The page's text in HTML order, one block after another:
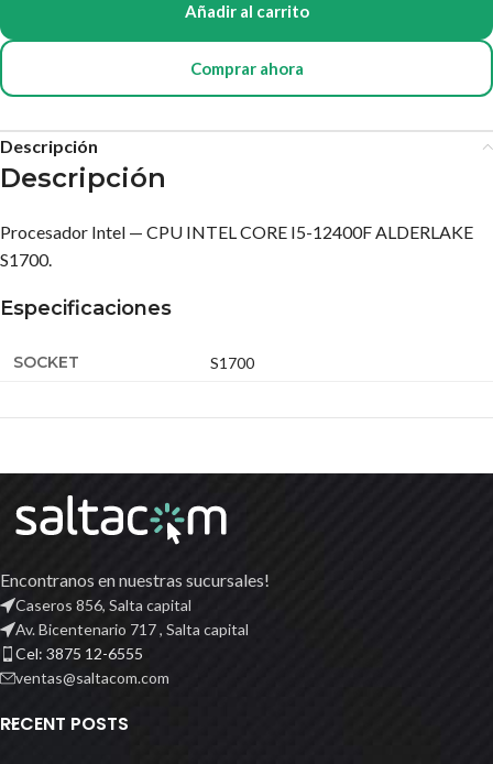
Añadir al carrito
Comprar ahora
Descripción
Descripción
Procesador Intel — CPU INTEL CORE I5-12400F ALDERLAKE
S1700.
Especificaciones
SOCKET S1700
Encontranos en nuestras sucursales!
Caseros 856, Salta capital
Av. Bicentenario 717 , Salta capital
Cel: 3875 12-6555
ventas@saltacom.com
RECENT POSTS